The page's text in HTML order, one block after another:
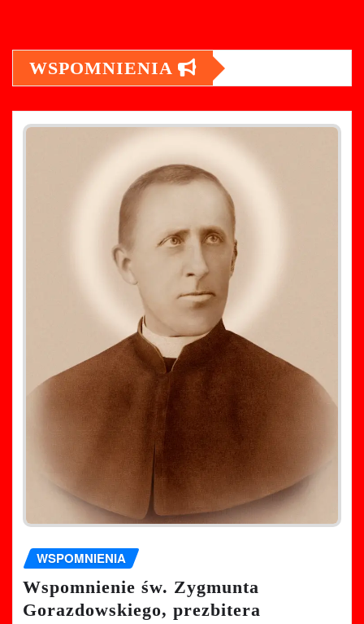
WSPOMNIENIA
WSPOMNIENIA
Wspomnienie św. Zygmunta
Gorazdowskiego, prezbitera